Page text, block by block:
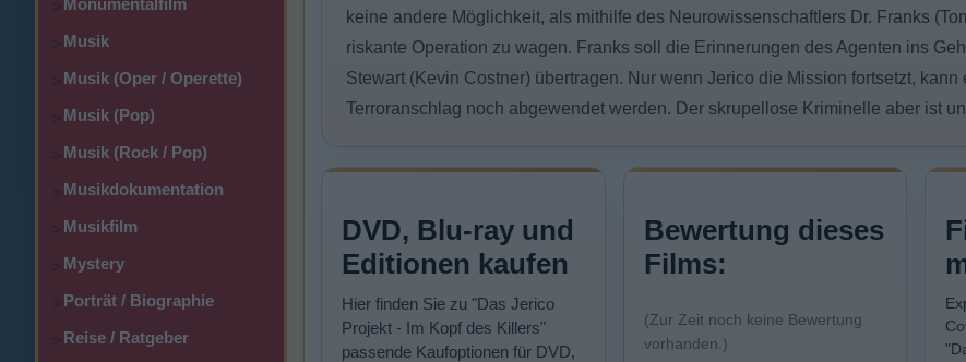
>Monumentalfilm
>Musik
>Musik (Oper / Operette)
>Musik (Pop)
>Musik (Rock / Pop)
>Musikdokumentation
>Musikfilm
>Mystery
>Porträt / Biographie
>Reise / Ratgeber
keine andere Möglichkeit, als mithilfe des Neurowissenschaftlers Dr. Franks
riskante Operation zu wagen. Franks soll die Erinnerungen des Agenten ins
Stewart (Kevin Costner) übertragen. Nur wenn Jerico die Mission fortsetzt,
Terroranschlag noch abgewendet werden. Der skrupellose Kriminelle aber ist
DVD, Blu-ray und
Editionen kaufen
Hier finden Sie zu "Das Jerico
Projekt - Im Kopf des Killers"
passende Kaufoptionen für DVD,
Bewertung dieses
Films:
(Zur Zeit noch keine Bewertung
vorhanden.)